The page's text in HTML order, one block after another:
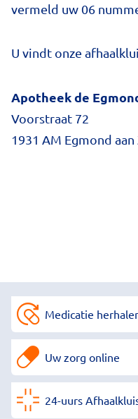
vermeld uw 06
U vindt onze
Apotheek de
Voorstraat 72
1931 AM Egmond aan
Medicatie
Uw zorg online
24-uurs